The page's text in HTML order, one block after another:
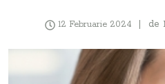
12 Februarie 2024 de